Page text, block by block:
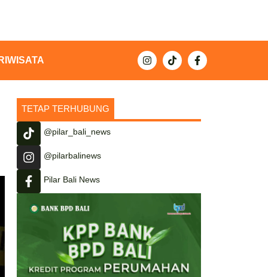
TETAP TERHUBUNG
@pilar_bali_news
@pilarbalinews
Pilar Bali News